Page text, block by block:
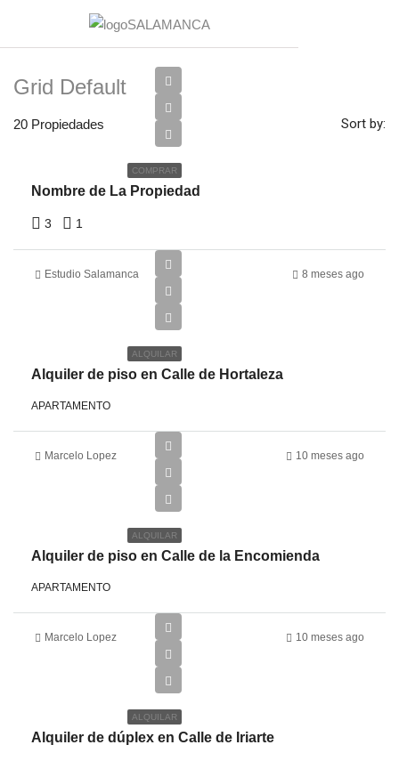
Grid Default
20 Propiedades Sort by:
COMPRAR
Nombre de La Propiedad
3 1
Estudio Salamanca 8 meses ago
ALQUILAR
Alquiler de piso en Calle de Hortaleza
APARTAMENTO
Marcelo Lopez 10 meses ago
ALQUILAR
Alquiler de piso en Calle de la Encomienda
APARTAMENTO
Marcelo Lopez 10 meses ago
ALQUILAR
Alquiler de dúplex en Calle de Iriarte